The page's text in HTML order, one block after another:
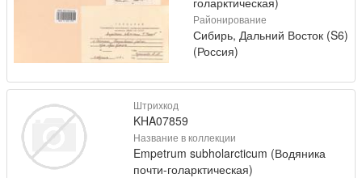
Районирование
Сибирь, Дальний Восток (S6)
(Россия)
Штрихкод
KHA07859
Название в коллекции
Empetrum subholarcticum (Водяника
почти-голарктическая)